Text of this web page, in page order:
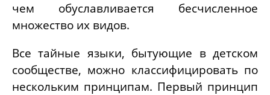
чем обуславливается бесчисленное
множество их видов.
Все тайные языки, бытующие в детском
сообществе, можно классифицировать по
нескольким принципам. Первый принцип